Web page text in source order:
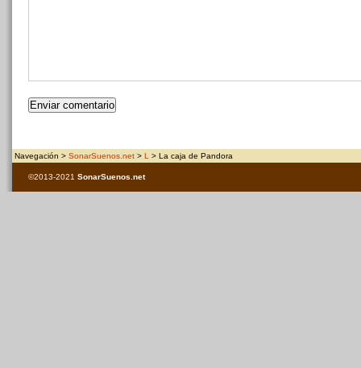
Navegación > SonarSuenos.net > L > La caja de Pandora
©2013-2021 SonarSuenos .net